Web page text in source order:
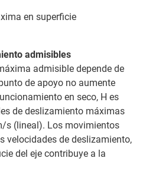
en superficie
admisibles
admisible depende de
de apoyo no aumente
en seco, H es
de deslizamiento máximas
s (lineal). Los movimientos
velocidades de deslizamiento,
del eje contribuye a la